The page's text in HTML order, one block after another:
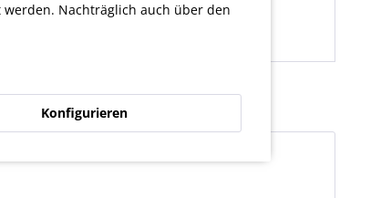
Nachträglich auch über den
Konfigurieren